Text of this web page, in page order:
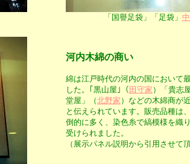
「国譽足袋」「足袋」
河内木綿の商い
綿は江戸時代の河内の国において
した。｢黒山屋｣（ 田守家 ）「貴志
堂屋」（北野家 ）などの木綿商が
と伝えられています。販売品種は
倒的に多く、染色糸で縞模様を織
受けられました。
（展示パネル説明から引用させて